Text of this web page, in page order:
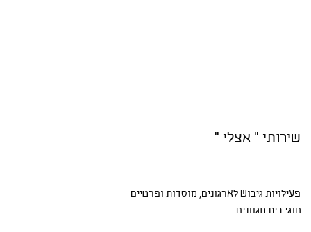
שירותי " אצלי "
פעילויות גיבושלארגונים, מוסדות ופרטיים
חוגי בית מגוונים